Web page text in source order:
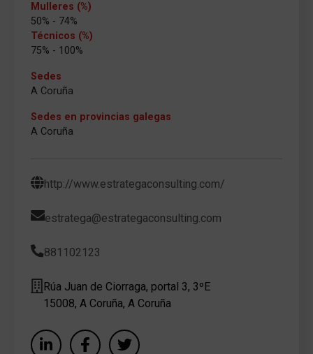
Mulleres (%)
50% - 74%
Técnicos (%)
75% - 100%
Sedes
A Coruña
Sedes en provincias galegas
A Coruña
http://www.estrategaconsulting.com/
estratega@estrategaconsulting.com
881102123
Rúa Juan de Ciorraga, portal 3, 3ºE
15008, A Coruña, A Coruña